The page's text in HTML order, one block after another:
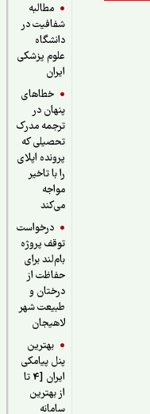
مطالبه
شفافیت در
دانشگاه
علوم پزشکی
خطاهای
پنهان در
ترجمه مدرک
تحصیلی که
پرونده اپلای
را با تاخیر
درخواست
توقف پروژه
بام‌لند برای
حفاظت از
درختان و
طبیعت شهر
لاهیجان
بهترین
پنل پیامکی
ایران [4 تا
از بهترین
سامانه